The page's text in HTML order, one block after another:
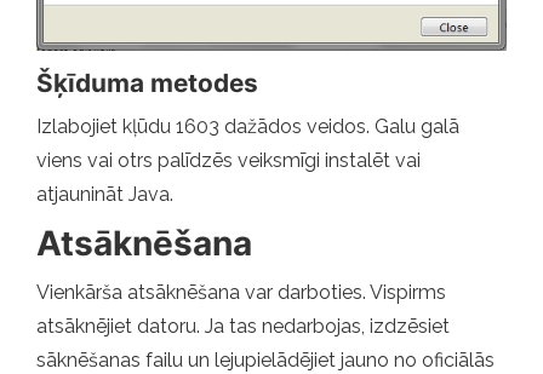
Šķīduma metodes
Izlabojiet kļūdu 1603 dažādos veidos. Galu galā
viens vai otrs palīdzēs veiksmīgi instalēt vai
atjaunināt Java.
Atsāknēšana
Vienkārša atsāknēšana var darboties. Vispirms
atsāknējiet datoru. Ja tas nedarbojas, izdzēsiet
sāknēšanas failu un lejupielādējiet jauno no oficiālās